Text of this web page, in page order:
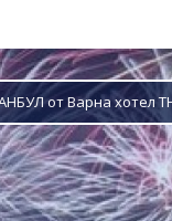
от Варна хотел